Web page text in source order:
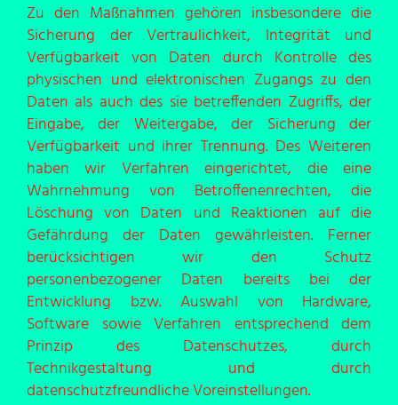
Zu den Maßnahmen gehören insbesondere die
Sicherung der Vertraulichkeit, Integrität und
Verfügbarkeit von Daten durch Kontrolle des
physischen und elektronischen Zugangs zu den
Daten als auch des sie betreffenden Zugriffs, der
Eingabe, der Weitergabe, der Sicherung der
Verfügbarkeit und ihrer Trennung. Des Weiteren
haben wir Verfahren eingerichtet, die eine
Wahrnehmung von Betroffenenrechten, die
Löschung von Daten und Reaktionen auf die
Gefährdung der Daten gewährleisten. Ferner
berücksichtigen wir den Schutz
personenbezogener Daten bereits bei der
Entwicklung bzw. Auswahl von Hardware,
Software sowie Verfahren entsprechend dem
Prinzip des Datenschutzes, durch
Technikgestaltung und durch
datenschutzfreundliche Voreinstellungen.